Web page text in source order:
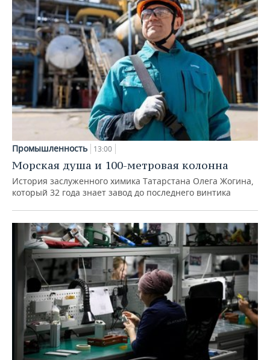
Промышленность 13:00
Морская душа и 100-метровая колонна
История заслуженного химика Татарстана Олега Жогина,
который 32 года знает завод до последнего винтика